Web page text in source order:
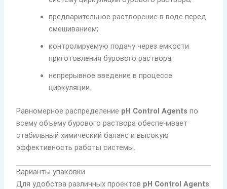
предварительное растворение в воде перед
смешиванием;
контролируемую подачу через емкости
приготовления бурового раствора;
непрерывное введение в процессе
циркуляции.
Равномерное распределение pH Control Agents по
всему объему бурового раствора обеспечивает
стабильный химический баланс и высокую
эффективность работы системы.
Варианты упаковки
Для удобства различных проектов pH Control Agents